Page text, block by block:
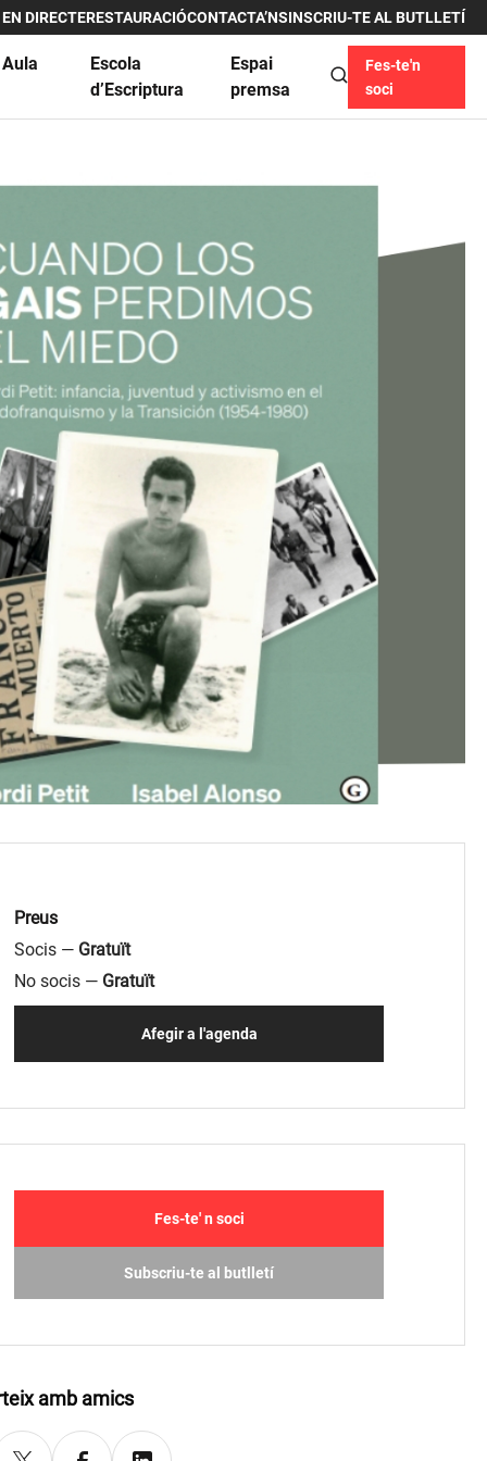
DIRECTERESTAURACIÓCONTACTA’NSINSCRIU-TE AL BUTLLETÍ
Escola
d’Escriptura
Espai
premsa
Fes-te'n
soci
Preus
Socis — Gratuït
No socis — Gratuït
Afegir a l'agenda
Fes-te' n soci
Subscriu-te al butlletí
amb amics